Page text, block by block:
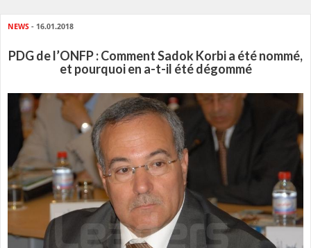
NEWS - 16.01.2018
PDG de l’ONFP : Comment Sadok Korbi a été nommé,
et pourquoi en a-t-il été dégommé